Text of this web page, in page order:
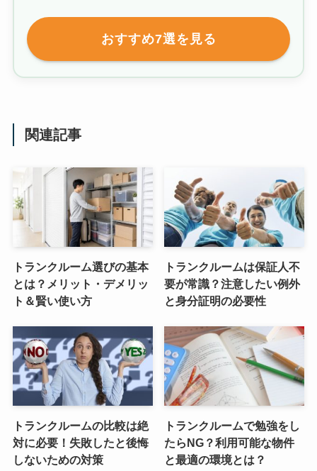
おすすめ7選を見る
関連記事
トランクルーム選びの基本
とは？メリット・デメリッ
ト＆賢い使い方
トランクルームは保証人不
要が常識？注意したい例外
と身分証明の必要性
トランクルームの比較は絶
対に必要！失敗したと後悔
しないための対策
トランクルームで勉強をし
たらNG？利用可能な物件
と最適の環境とは？